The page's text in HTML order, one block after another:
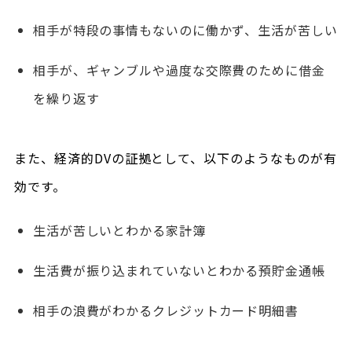
相手が特段の事情もないのに働かず、生活が苦しい
相手が、ギャンブルや過度な交際費のために借金
を繰り返す
また、経済的DVの証拠として、以下のようなものが有
効です。
生活が苦しいとわかる家計簿
生活費が振り込まれていないとわかる預貯金通帳
相手の浪費がわかるクレジットカード明細書